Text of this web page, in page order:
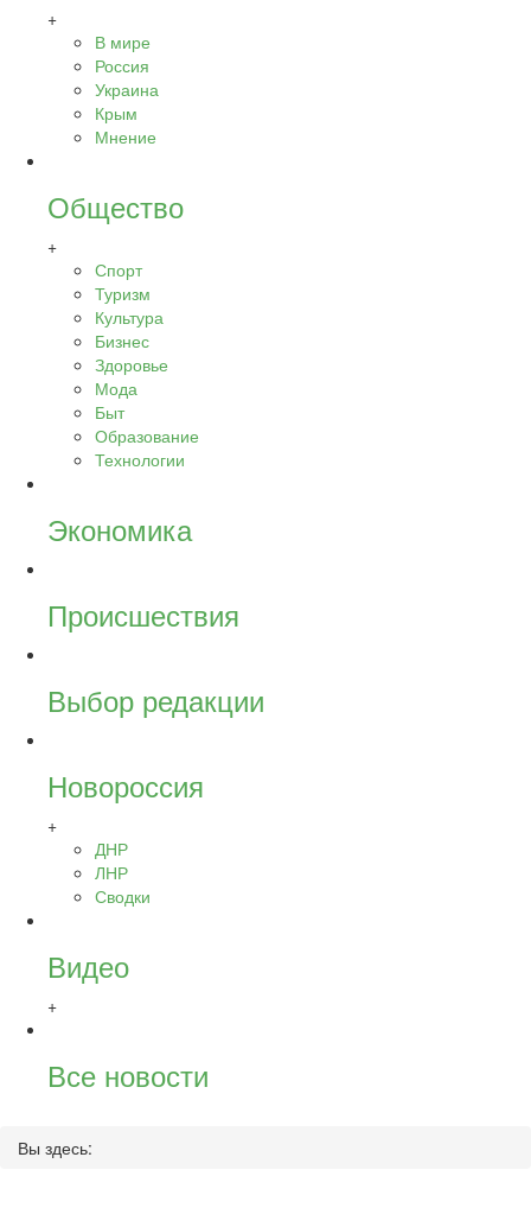
+
В мире
Россия
Украина
Крым
Мнение
Общество
+
Спорт
Туризм
Культура
Бизнес
Здоровье
Мода
Быт
Образование
Технологии
Экономика
Происшествия
Выбор редакции
Новороссия
+
ДНР
ЛНР
Сводки
Видео
+
Все новости
Вы здесь: